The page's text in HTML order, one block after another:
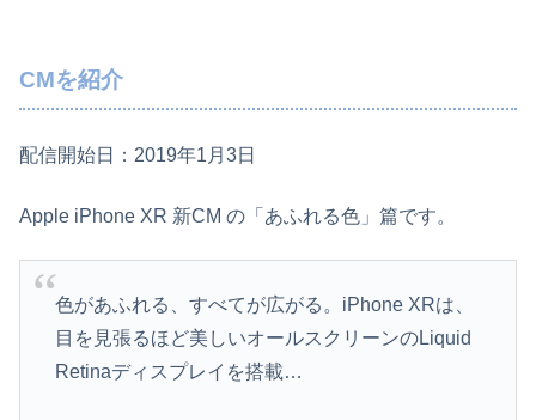
CMを紹介
配信開始日：2019年1月3日
Apple iPhone XR 新CM の「あふれる色」篇です。
色があふれる、すべてが広がる。iPhone XRは、
目を見張るほど美しいオールスクリーンのLiquid
Retinaディスプレイを搭載…